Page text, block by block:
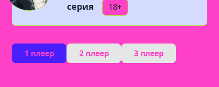
серия
18+
1 плеер 2 плеер 3 плеер